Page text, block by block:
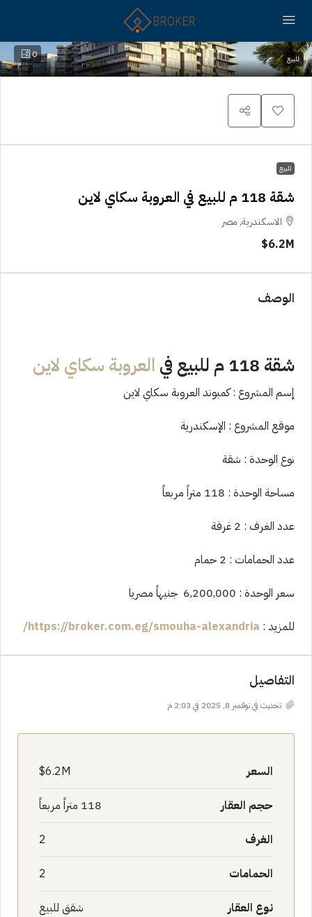
0 للبيع
للبيع
شقة 118 م للبيع في العروبة سكاي لاين
الاسكندرية, مصر
6.2M$
الوصف
شقة 118 م للبيع في العروبة سكاي لاين
إسم المشروع : كمبوند العروبة سكاي لاين
موقع المشروع : الإسكندرية
نوع الوحدة : شقة
مساحة الوحدة : 118 متراً مربعاً
عدد الغرف : 2 غرفة
عدد الحمامات : 2 حمام
سعر الوحدة : 6,200,000 جنيهاً مصريا
للمزيد : https://broker.com.eg/smouha-alexandria/
التفاصيل
تحديث في نوفمبر 8, 2025 في 2:03 م
السعر 6.2M$
حجم العقار 118 متراً مربعاً
الغرف 2
الحمامات 2
نوع العقار شقق للبيع